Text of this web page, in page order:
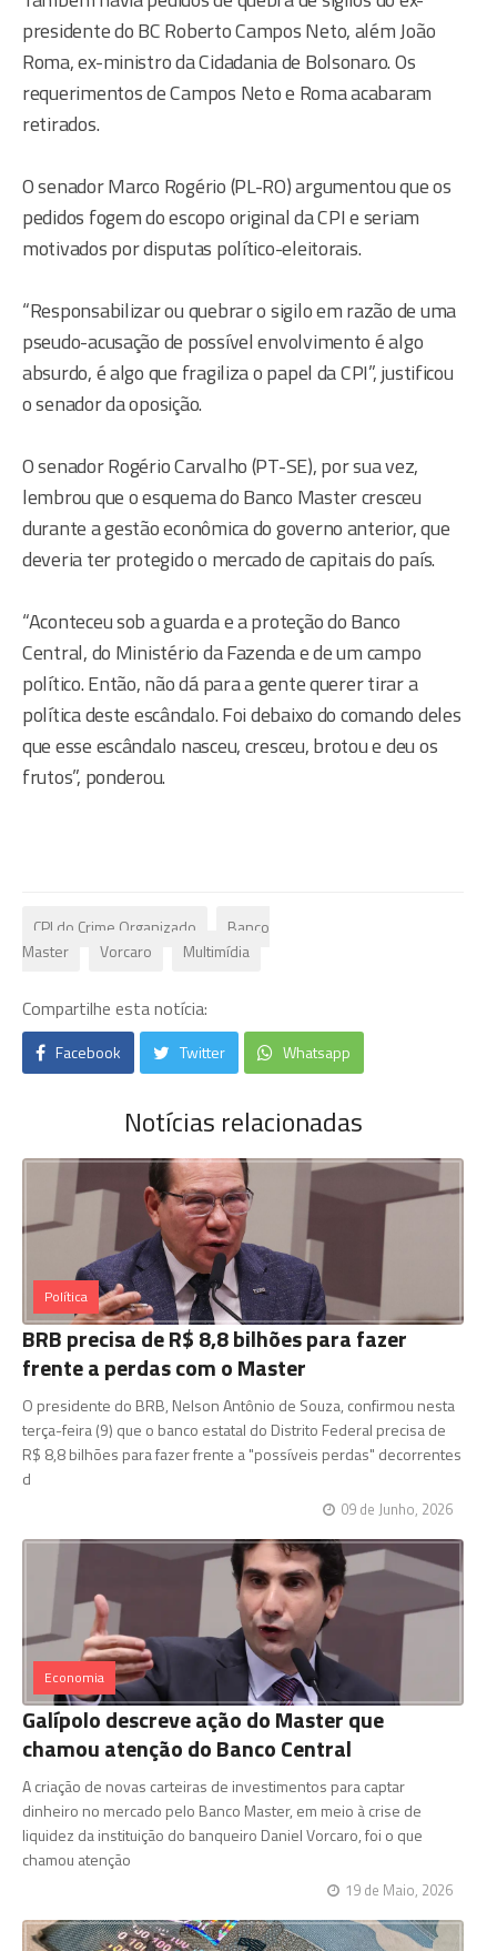
presidente do BC Roberto Campos Neto, além João
Roma, ex-ministro da Cidadania de Bolsonaro. Os
requerimentos de Campos Neto e Roma acabaram
retirados.
O senador Marco Rogério (PL-RO) argumentou que os
pedidos fogem do escopo original da CPI e seriam
motivados por disputas político-eleitorais.
“Responsabilizar ou quebrar o sigilo em razão de uma
pseudo-acusação de possível envolvimento é algo
absurdo, é algo que fragiliza o papel da CPI”, justificou
o senador da oposição.
O senador Rogério Carvalho (PT-SE), por sua vez,
lembrou que o esquema do Banco Master cresceu
durante a gestão econômica do governo anterior, que
deveria ter protegido o mercado de capitais do país.
“Aconteceu sob a guarda e a proteção do Banco
Central, do Ministério da Fazenda e de um campo
político. Então, não dá para a gente querer tirar a
política deste escândalo. Foi debaixo do comando deles
que esse escândalo nasceu, cresceu, brotou e deu os
frutos”, ponderou.
CPI do Crime Organizado
Banco
Master
Vorcaro Multimídia
Compartilhe esta notícia:
Facebook Twitter Whatsapp
Notícias relacionadas
Política
BRB precisa de R$ 8,8 bilhões para fazer
frente a perdas com o Master
O presidente do BRB, Nelson Antônio de Souza, confirmou nesta
terça-feira (9) que o banco estatal do Distrito Federal precisa de
R$ 8,8 bilhões para fazer frente a "possíveis perdas" decorrentes
d
09 de Junho, 2026
Economia
Galípolo descreve ação do Master que
chamou atenção do Banco Central
A criação de novas carteiras de investimentos para captar
dinheiro no mercado pelo Banco Master, em meio à crise de
liquidez da instituição do banqueiro Daniel Vorcaro, foi o que
chamou atenção
19 de Maio, 2026